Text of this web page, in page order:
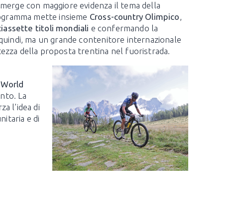
con maggiore evidenza il tema della
mette insieme Cross-country Olimpico,
titoli mondiali e confermando la
ma un grande contenitore internazionale
della proposta trentina nel fuoristrada.
La
l’idea di
e di